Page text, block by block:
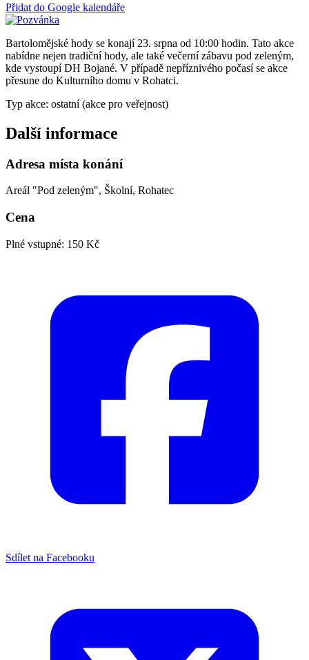
Přidat do Google kalendáře
Bartolomějské hody se konají 23. srpna od 10:00 hodin. Tato akce
nabídne nejen tradiční hody, ale také večerní zábavu pod zeleným,
kde vystoupí DH Bojané. V případě nepříznivého počasí se akce
přesune do Kulturního domu v Rohatci.
Typ akce: ostatní (akce pro veřejnost)
Další informace
Adresa místa konání
Areál "Pod zeleným", Školní, Rohatec
Cena
Plné vstupné: 150 Kč
Sdílet na Facebooku